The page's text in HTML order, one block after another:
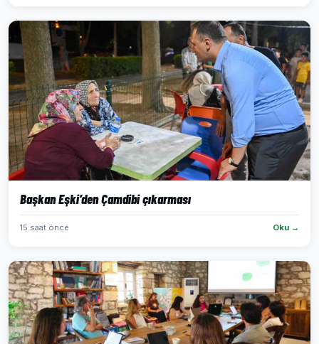
Başkan Eşki’den Çamdibi çıkarması
15 saat önce Oku →